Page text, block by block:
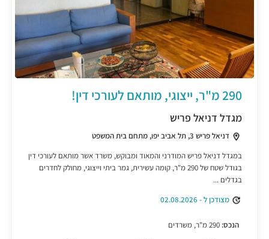
290 מ"ר, ייצוגי, מותאם לעורכי דין!
מגדל דניאל פריש
דניאל פריש 3, תל אביב יפו, מתחם בית המשפט
במגדל דניאל פריש המודרני והמאוד ומבוקש, משרד אשר מותאם לעורכי דין
בגודל שטח של 290 מ"ר, קומה עשירית, גמר ביתי וייצוגי, מחולק לחדרים
בגדלים ...
מצודכן ל - 02.08.2026
הנכס: